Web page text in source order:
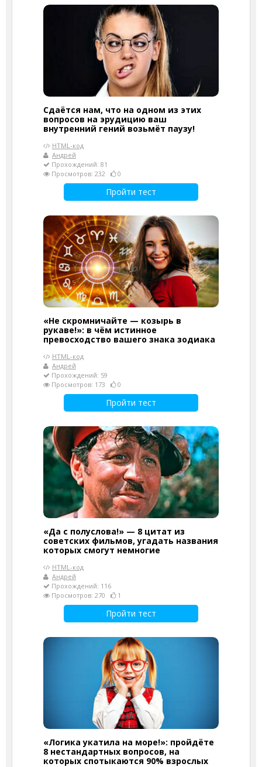
Сдаётся нам, что на одном из этих
вопросов на эрудицию ваш
внутренний гений возьмёт паузу!
HTML-код
Андрей
Прохождений: 81
Просмотров: 232
0
Пройти тест
«Не скромничайте — козырь в
рукаве!»: в чём истинное
превосходство вашего знака зодиака
HTML-код
Андрей
Прохождений: 59
Просмотров: 173
0
Пройти тест
«Да с полуслова!» — 8 цитат из
советских фильмов, угадать названия
которых смогут немногие
HTML-код
Андрей
Прохождений: 116
Просмотров: 270
1
Пройти тест
«Логика укатила на море!»: пройдёте
8 нестандартных вопросов, на
которых спотыкаются 90% взрослых